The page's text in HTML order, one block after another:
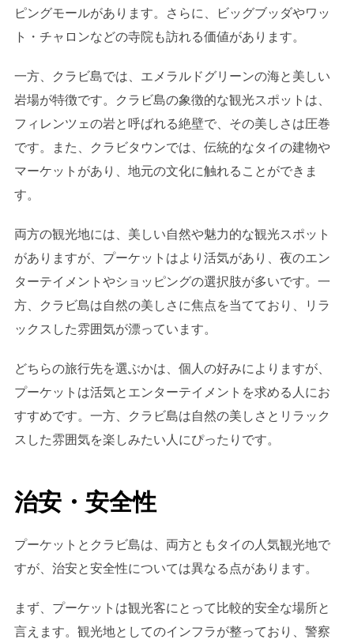
ピングモールがあります。さらに、ビッグブッダやワッ
ト・チャロンなどの寺院も訪れる価値があります。
一方、クラビ島では、エメラルドグリーンの海と美しい
岩場が特徴です。クラビ島の象徴的な観光スポットは、
フィレンツェの岩と呼ばれる絶壁で、その美しさは圧巻
です。また、クラビタウンでは、伝統的なタイの建物や
マーケットがあり、地元の文化に触れることができま
す。
両方の観光地には、美しい自然や魅力的な観光スポット
がありますが、プーケットはより活気があり、夜のエン
ターテイメントやショッピングの選択肢が多いです。一
方、クラビ島は自然の美しさに焦点を当てており、リラ
ックスした雰囲気が漂っています。
どちらの旅行先を選ぶかは、個人の好みによりますが、
プーケットは活気とエンターテイメントを求める人にお
すすめです。一方、クラビ島は自然の美しさとリラック
スした雰囲気を楽しみたい人にぴったりです。
治安・安全性
プーケットとクラビ島は、両方ともタイの人気観光地で
すが、治安と安全性については異なる点があります。
まず、プーケットは観光客にとって比較的安全な場所と
言えます。観光地としてのインフラが整っており、警察